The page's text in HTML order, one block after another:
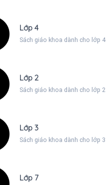
Lớp 4
Sách giáo khoa dành cho lớp 4
Lớp 2
Sách giáo khoa dành cho lớp 2
Lớp 3
Sách giáo khoa dành cho lớp 3
Lớp 7